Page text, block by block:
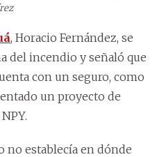
, Horacio Fernández, se
del incendio y señaló que
con un seguro, como
un proyecto de
no establecía en dónde